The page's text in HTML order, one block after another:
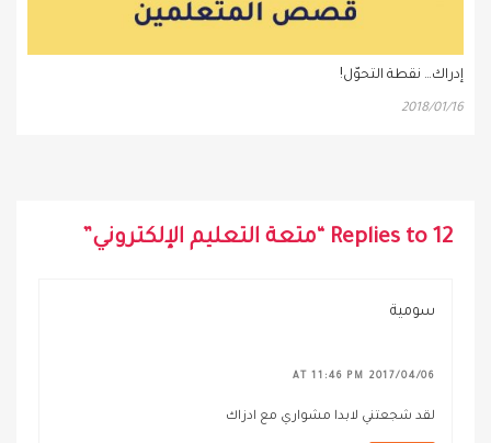
إدراك… نقطة التحوّل!
2018/01/16
12 Replies to “متعة التعليم الإلكتروني”
سومية
2017/04/06 AT 11:46 PM
لقد شجعتني لابدا مشواري مع ادزاك